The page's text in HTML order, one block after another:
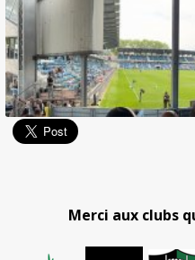
Merci aux clubs